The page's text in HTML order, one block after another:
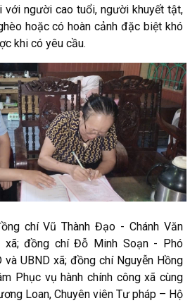
người cao tuổi, người khuyết tật,
hoặc có hoàn cảnh đặc biệt khó
khi có yêu cầu.
chí Vũ Thành Đạo - Chánh Văn
xã; đồng chí Đỗ Minh Soạn - Phó
và UBND xã; đồng chí Nguyễn Hồng
Phục vụ hành chính công xã cùng
Loan, Chuyên viên Tư pháp – Hộ